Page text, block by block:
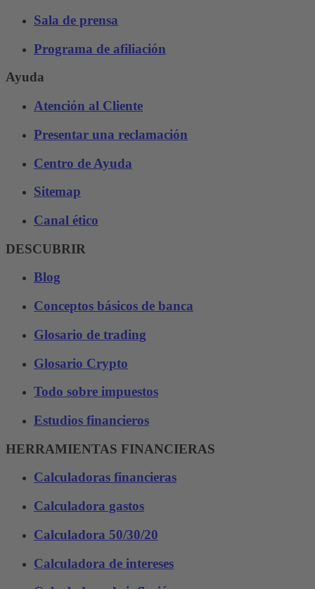
Sala de prensa
Programa de afiliación
Ayuda
Atención al Cliente
Presentar una reclamación
Centro de Ayuda
Sitemap
Canal ético
DESCUBRIR
Blog
Conceptos básicos de banca
Glosario de trading
Glosario Crypto
Todo sobre impuestos
Estudios financieros
HERRAMIENTAS FINANCIERAS
Calculadoras financieras
Calculadora gastos
Calculadora 50/30/20
Calculadora de intereses